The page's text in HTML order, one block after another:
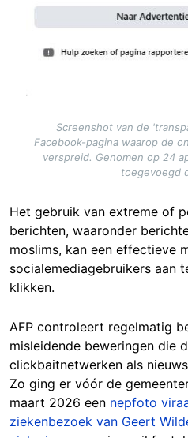
Screenshot van de
Facebook-pagina waarop de
verspreid. Genomen op 24
toegevoegd
Het gebruik van extreme of
berichten, waaronder
moslims, kan een effectieve
socialemediagebruikers aan
klikken.
AFP controleert regelmatig
misleidende beweringen die
clickbaitnetwerken als
Zo ging er vóór de
maart 2026 een nepfoto
ziekenbezoek van Geert